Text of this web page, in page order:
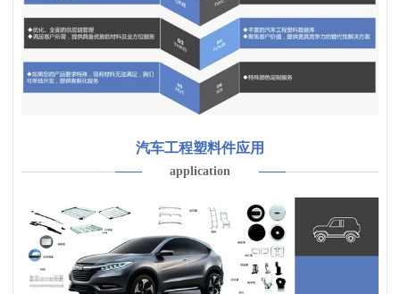
汽车工程塑料件应用
application